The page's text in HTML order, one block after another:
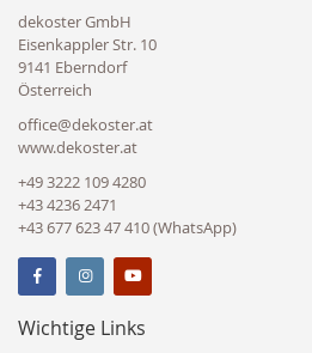
dekoster GmbH
Eisenkappler Str. 10
9141 Eberndorf
Österreich
office@dekoster.at
www.dekoster.at
+49 3222 109 4280
+43 4236 2471
+43 677 623 47 410 (WhatsApp)
Wichtige Links